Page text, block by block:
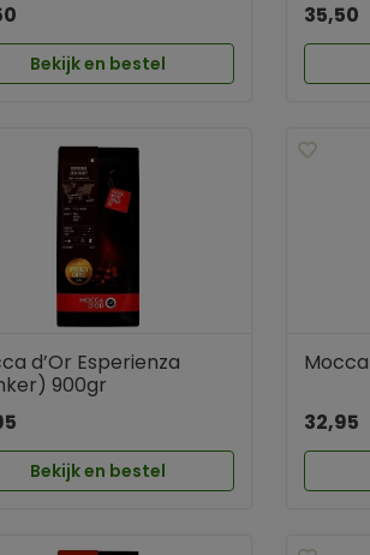
Bekijk en bestel
35,50
d’Or Esperienza
900gr
Bekijk en bestel
Mocca
32,95